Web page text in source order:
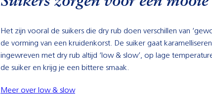
Het zijn vooral de suikers die dry rub doen verschillen van
de vorming van een kruidenkorst. De suiker gaat
ingewreven met dry rub altijd ‘low & slow’, op lage
de suiker en krijg je een bittere smaak.
Meer over low & slow